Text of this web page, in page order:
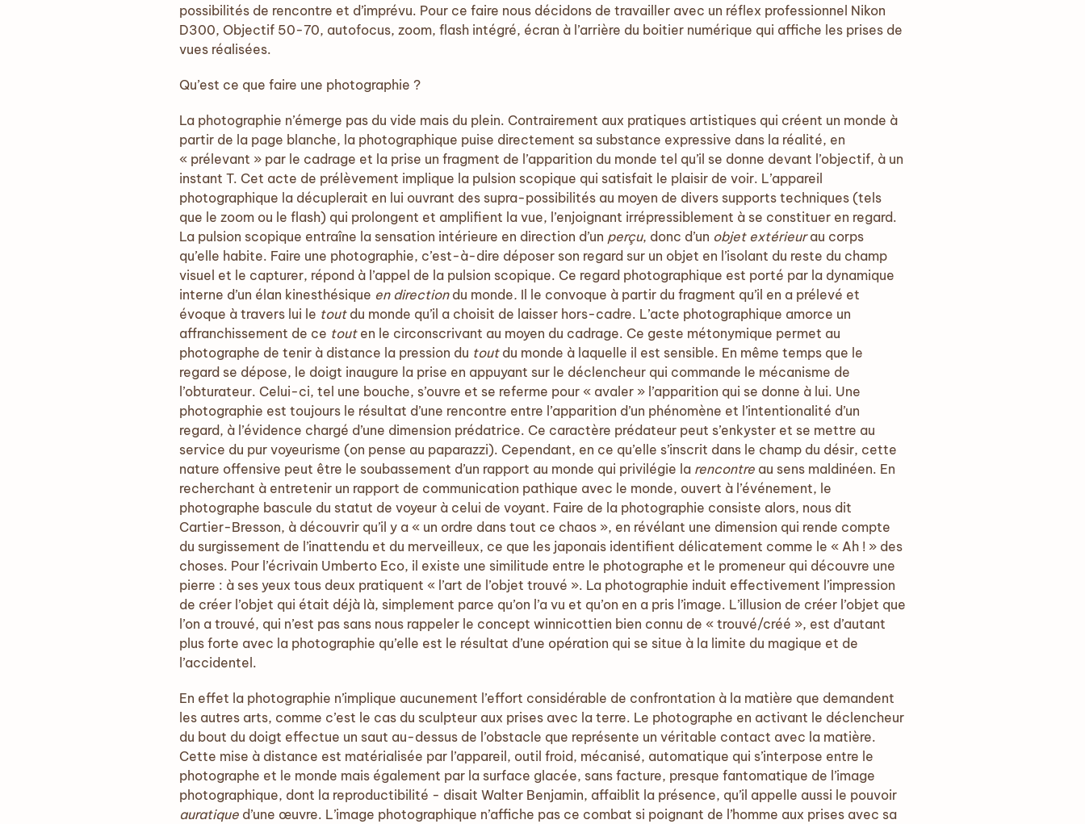
possibilités de rencontre et d’imprévu. Pour ce faire nous décidons de travailler avec un réflex professionnel Nikon
D300, Objectif 50-70, autofocus, zoom, flash intégré, écran à l’arrière du boitier numérique qui affiche les prises de
vues réalisées.
Qu’est ce que faire une photographie ?
La photographie n’émerge pas du vide mais du plein. Contrairement aux pratiques artistiques qui créent un monde à
partir de la page blanche, la photographique puise directement sa substance expressive dans la réalité, en
« prélevant » par le cadrage et la prise un fragment de l’apparition du monde tel qu’il se donne devant l’objectif, à un
instant T. Cet acte de prélèvement implique la pulsion scopique qui satisfait le plaisir de voir. L’appareil
photographique la décuplerait en lui ouvrant des supra-possibilités au moyen de divers supports techniques (tels
que le zoom ou le flash) qui prolongent et amplifient la vue, l’enjoignant irrépressiblement à se constituer en regard.
La pulsion scopique entraîne la sensation intérieure en direction d’un perçu, donc d’un objet extérieurau corps
qu’elle habite. Faire une photographie, c’est-à-dire déposer son regard sur un objet en l’isolant du reste du champ
visuel et le capturer, répond à l’appel de la pulsion scopique. Ce regard photographique est porté par la dynamique
interne d’un élan kinesthésique en direction du monde. Il le convoque à partir du fragment qu’il en a prélevé et
évoque à travers lui le toutdu monde qu’il a choisit de laisser hors-cadre. L’acte photographique amorce un
affranchissement de ce touten le circonscrivant au moyen du cadrage. Ce geste métonymique permet au
photographe de tenir à distance la pression du tout du monde à laquelle il est sensible. En même temps que le
regard se dépose, le doigt inaugure la prise en appuyant sur le déclencheur qui commande le mécanisme de
l’obturateur. Celui-ci, tel une bouche, s’ouvre et se referme pour « avaler » l’apparition qui se donne à lui. Une
photographie est toujours le résultat d’une rencontre entre l’apparition d’un phénomène et l’intentionalité d’un
regard, à l’évidence chargé d’une dimension prédatrice. Ce caractère prédateur peut s’enkyster et se mettre au
service du pur voyeurisme (on pense au paparazzi). Cependant, en ce qu’elle s’inscrit dans le champ du désir, cette
nature offensive peut être le soubassement d’un rapport au monde qui privilégie la rencontre au sens maldinéen. En
recherchant à entretenir un rapport de communication pathique avec le monde, ouvert à l’événement, le
photographe bascule du statut de voyeur à celui de voyant. Faire de la photographie consiste alors, nous dit
Cartier-Bresson, à découvrir qu’il y a « un ordre dans tout ce chaos », en révélant une dimension qui rende compte
du surgissement de l’inattendu et du merveilleux, ce que les japonais identifient délicatement comme le « Ah ! » des
choses. Pour l’écrivain Umberto Eco, il existe une similitude entre le photographe et le promeneur qui découvre une
pierre : à ses yeux tous deux pratiquent « l’art de l’objet trouvé ». La photographie induit effectivement l’impression
de créer l’objet qui était déjà là, simplement parce qu’on l’a vu et qu’on en a pris l’image. L’illusion de créer l’objet que
l’on a trouvé, qui n’est pas sans nous rappeler le concept winnicottien bien connu de « trouvé/créé », est d’autant
plus forte avec la photographie qu’elle est le résultat d’une opération qui se situe à la limite du magique et de
l’accidentel.
En effet la photographie n’implique aucunement l’effort considérable de confrontation à la matière que demandent
les autres arts, comme c’est le cas du sculpteur aux prises avec la terre. Le photographe en activant le déclencheur
du bout du doigt effectue un saut au-dessus de l’obstacle que représente un véritable contact avec la matière.
Cette mise à distance est matérialisée par l’appareil, outil froid, mécanisé, automatique qui s’interpose entre le
photographe et le monde mais également par la surface glacée, sans facture, presque fantomatique de l’image
photographique, dont la reproductibilité - disait Walter Benjamin, affaiblit la présence, qu’il appelle aussi le pouvoir
auratique d’une œuvre. L’image photographique n’affiche pas ce combat si poignant de l’homme aux prises avec sa